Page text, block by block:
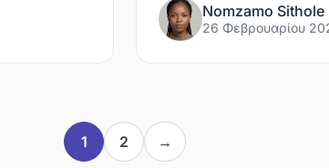
Nomzamo Sithole
26 Φεβρουαρίου
1 2 →